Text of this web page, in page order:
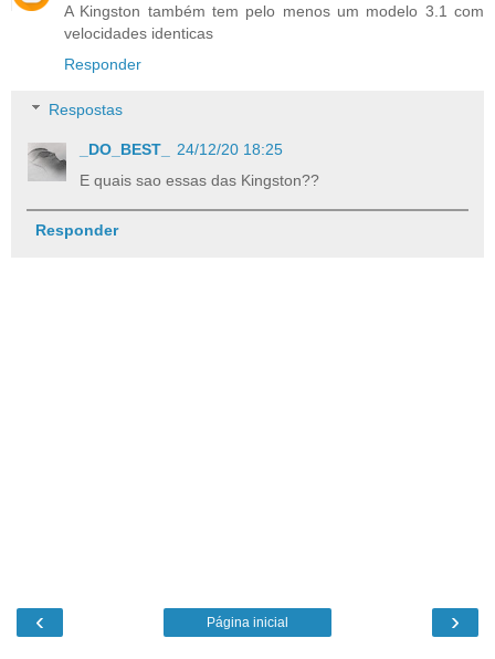
A Kingston também tem pelo menos um modelo 3.1 com
velocidades identicas
Responder
Respostas
_DO_BEST_
24/12/20 18:25
E quais sao essas das Kingston??
Responder
‹ ›
Página inicial